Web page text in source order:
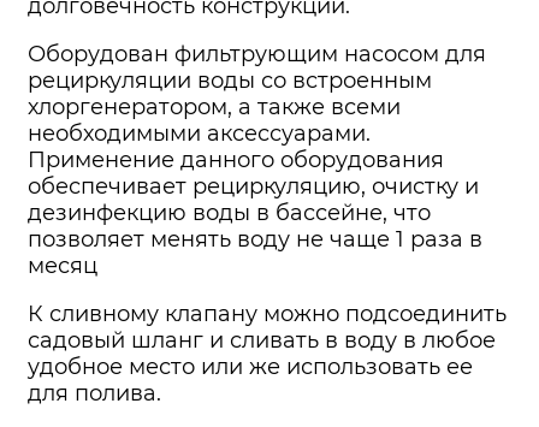
долговечность конструкции.
Оборудован фильтрующим насосом для
рециркуляции воды со встроенным
хлоргенератором, а также всеми
необходимыми аксессуарами.
Применение данного оборудования
обеспечивает рециркуляцию, очистку и
дезинфекцию воды в бассейне, что
позволяет менять воду не чаще 1 раза в
месяц
К сливному клапану можно подсоединить
садовый шланг и сливать в воду в любое
удобное место или же использовать ее
для полива.